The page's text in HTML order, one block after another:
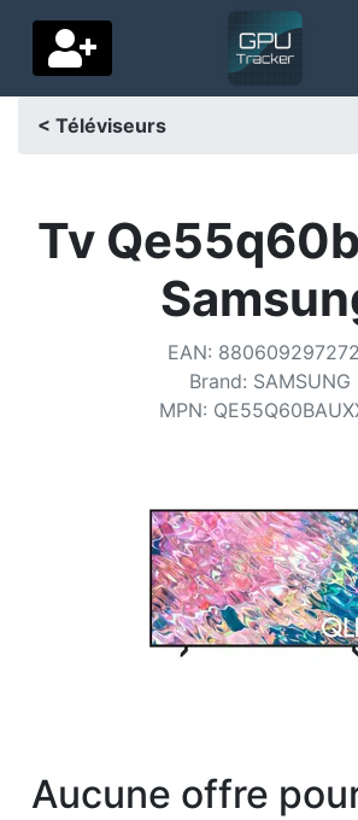
Pays de livraison
< Téléviseurs
Tv
EAN:
Brand: SAMSUNG
MPN:
Aucune offre